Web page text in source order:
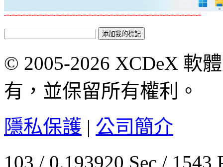
-=-=-=-=-=-=-=-=-=-=-=-=-=-=-=-=-=-=-=-=-=-=-=-=-=-=-=-=-=-=-=-=-=-=-=-=
© 2005-2026 XCDeX 軟
有，並保留所有權利。
隱私保護 | 公司簡介
103 / 0.193920 Sec /